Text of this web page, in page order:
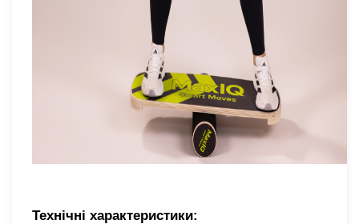
Технічні характеристики: